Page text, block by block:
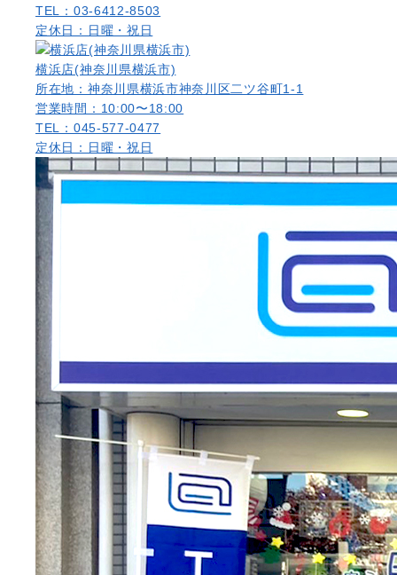
TEL：03-6412-8503
定休日：日曜・祝日
横浜店(神奈川県横浜市)
所在地：神奈川県横浜市神奈川区二ツ谷町1-1
営業時間：10:00〜18:00
TEL：045-577-0477
定休日：日曜・祝日